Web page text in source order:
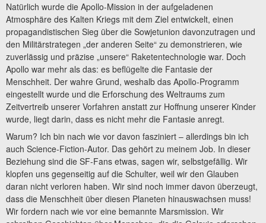
Natürlich wurde die Apollo-Mission in der aufgeladenen
Atmosphäre des Kalten Kriegs mit dem Ziel entwickelt, einen
propagandistischen Sieg über die Sowjetunion davonzutragen und
den Militärstrategen „der anderen Seite“ zu demonstrieren, wie
zuverlässig und präzise „unsere“ Raketentechnologie war. Doch
Apollo war mehr als das: es beflügelte die Fantasie der
Menschheit. Der wahre Grund, weshalb das Apollo-Programm
eingestellt wurde und die Erforschung des Weltraums zum
Zeitvertreib unserer Vorfahren anstatt zur Hoffnung unserer Kinder
wurde, liegt darin, dass es nicht mehr die Fantasie anregt.
Warum? Ich bin nach wie vor davon fasziniert – allerdings bin ich
auch Science-Fiction-Autor. Das gehört zu meinem Job. In dieser
Beziehung sind die SF-Fans etwas, sagen wir, selbstgefällig. Wir
klopfen uns gegenseitig auf die Schulter, weil wir den Glauben
daran nicht verloren haben. Wir sind noch immer davon überzeugt,
dass die Menschheit über diesen Planeten hinauswachsen muss!
Wir fordern nach wie vor eine bemannte Marsmission. Wir